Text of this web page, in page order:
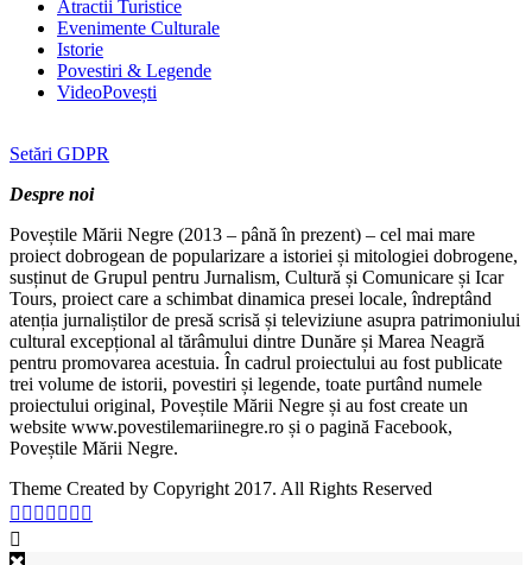
Atractii Turistice
Evenimente Culturale
Istorie
Povestiri & Legende
VideoPovești
Setări GDPR
Despre noi
Poveștile Mării Negre (2013 – până în prezent) – cel mai mare
proiect dobrogean de popularizare a istoriei și mitologiei dobrogene,
susținut de Grupul pentru Jurnalism, Cultură și Comunicare și Icar
Tours, proiect care a schimbat dinamica presei locale, îndreptând
atenția jurnaliștilor de presă scrisă și televiziune asupra patrimoniului
cultural excepțional al tărâmului dintre Dunăre și Marea Neagră
pentru promovarea acestuia. În cadrul proiectului au fost publicate
trei volume de istorii, povestiri și legende, toate purtând numele
proiectului original, Poveștile Mării Negre și au fost create un
website www.povestilemariinegre.ro și o pagină Facebook,
Poveștile Mării Negre.
Theme Created by Copyright 2017. All Rights Reserved